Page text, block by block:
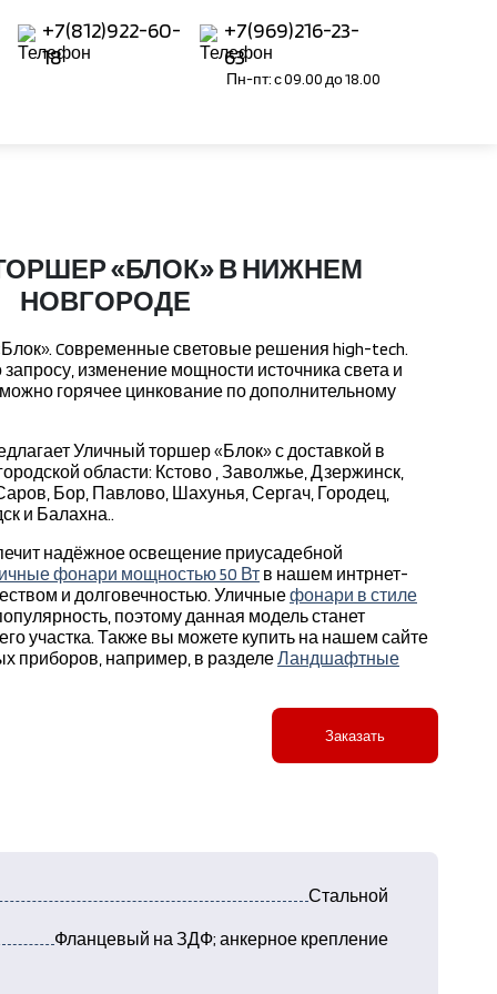
+7(812)922-60-
18
+7(969)216-23-
63
Пн-пт: с 09.00 до 18.00
«БЛОК» В НИЖНЕМ
НОВГОРОДЕ
Cовременные световые решения high-tech.
изменение мощности источника света и
горячее цинкование по дополнительному
Уличный торшер «Блок» с доставкой в
области: Кстово , Заволжье, Дзержинск,
Бор, Павлово, Шахунья, Сергач, Городец,
и Балахна..
надёжное освещение приусадебной
фонари мощностью 50 Вт в нашем интрнет-
и долговечностью. Уличныефонари в стиле
поэтому данная модель станет
участка. Также вы можете купить на нашем сайте
приборов, например, в разделеЛандшафтные
Заказать
Стальной
Фланцевый на ЗДФ; анкерное крепление